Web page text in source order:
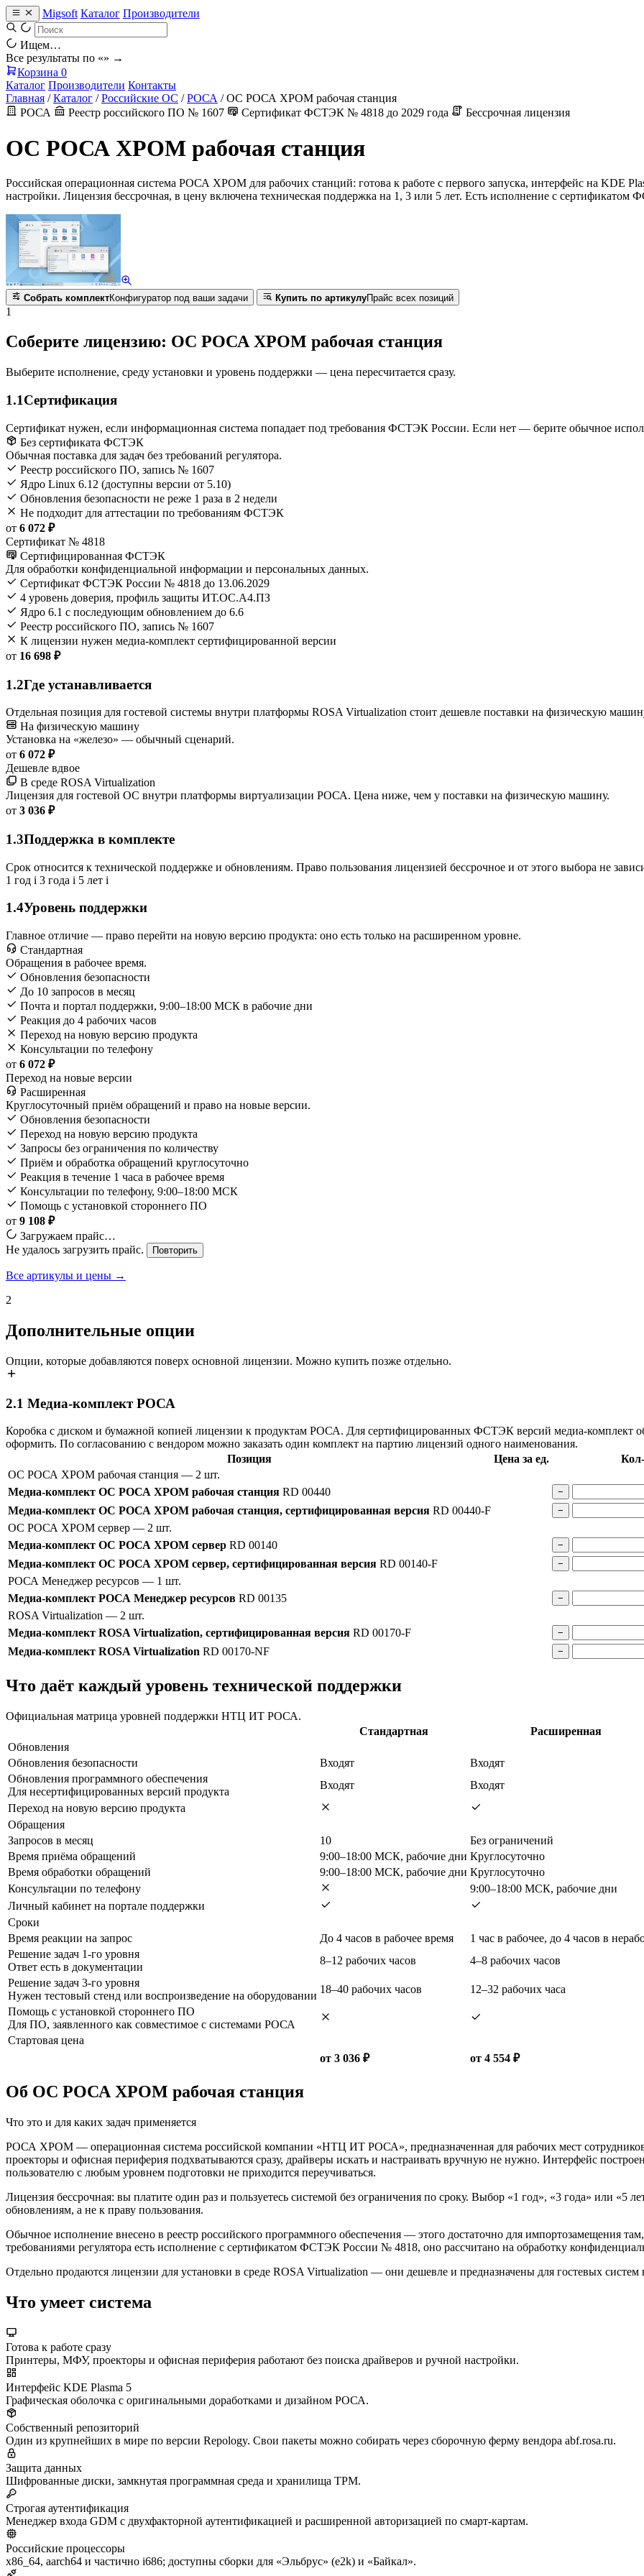
Migsoft Каталог Производители
Ищем…
Все результаты по «» →
Корзина 0
Каталог Производители Контакты
Главная / Каталог / Российские ОС / РОСА / ОС РОСА ХРОМ рабочая станция
РОСА
Реестр российского ПО № 1607 Сертификат ФСТЭК № 4818 до 2029 года Бессрочная лицензия
ОС РОСА ХРОМ рабочая станция
Российская операционная система РОСА ХРОМ для рабочих станций: готова к работе с первого запуска, интерфейс на KDE
настройки. Лицензия бессрочная, в цену включена техническая поддержка на 1, 3 или 5 лет. Есть исполнение с
Собрать комплектКонфигуратор под ваши задачи Купить по артикулуПрайс всех позиций
1
Соберите лицензию: ОС РОСА ХРОМ рабочая станция
Выберите исполнение, среду установки и уровень поддержки — цена пересчитается сразу.
1.1Сертификация
Сертификат нужен, если информационная система попадает под требования ФСТЭК России. Если нет — берите обычное
Без сертификата ФСТЭК
Обычная поставка для задач без требований регулятора.
Реестр российского ПО, запись № 1607
Ядро Linux 6.12 (доступны версии от 5.10)
Обновления безопасности не реже 1 раза в 2 недели
Не подходит для аттестации по требованиям ФСТЭК
от 6 072 ₽
Сертификат № 4818
Сертифицированная ФСТЭК
Для обработки конфиденциальной информации и персональных данных.
Сертификат ФСТЭК России № 4818 до 13.06.2029
4 уровень доверия, профиль защиты ИТ.ОС.А4.ПЗ
Ядро 6.1 с последующим обновлением до 6.6
Реестр российского ПО, запись № 1607
К лицензии нужен медиа-комплект сертифицированной версии
от 16 698 ₽
1.2Где устанавливается
Отдельная позиция для гостевой системы внутри платформы ROSA Virtualization стоит дешевле поставки на физическую
На физическую машину
Установка на «железо» — обычный сценарий.
от 6 072 ₽
Дешевле вдвое
В среде ROSA Virtualization
Лицензия для гостевой ОС внутри платформы виртуализации РОСА. Цена ниже, чем у поставки на физическую машину.
от 3 036 ₽
1.3Поддержка в комплекте
Срок относится к технической поддержке и обновлениям. Право пользования лицензией бессрочное и от этого выбора не
1 год i 3 года i 5 лет i
1.4Уровень поддержки
Главное отличие — право перейти на новую версию продукта: оно есть только на расширенном уровне.
Стандартная
Обращения в рабочее время.
Обновления безопасности
До 10 запросов в месяц
Почта и портал поддержки, 9:00–18:00 МСК в рабочие дни
Реакция до 4 рабочих часов
Переход на новую версию продукта
Консультации по телефону
от 6 072 ₽
Переход на новые версии
Расширенная
Круглосуточный приём обращений и право на новые версии.
Обновления безопасности
Переход на новую версию продукта
Запросы без ограничения по количеству
Приём и обработка обращений круглосуточно
Реакция в течение 1 часа в рабочее время
Консультации по телефону, 9:00–18:00 МСК
Помощь с установкой стороннего ПО
от 9 108 ₽
Загружаем прайс…
Не удалось загрузить прайс.
Повторить
Все артикулы и цены →
2
Дополнительные опции
Опции, которые добавляются поверх основной лицензии. Можно купить позже отдельно.
2.1 Медиа-комплект РОСА
Коробка с диском и бумажной копией лицензии к продуктам РОСА. Для сертифицированных ФСТЭК версий медиа-комплект
оформить. По согласованию с вендором можно заказать один комплект на партию лицензий одного наименования.
Позиция
Цена за ед.
ОС РОСА ХРОМ рабочая станция — 2 шт.
Медиа-комплект ОС РОСА ХРОМ рабочая станция RD 00440 −
Медиа-комплект ОС РОСА ХРОМ рабочая станция, сертифицированная версия RD 00440-F −
ОС РОСА ХРОМ сервер — 2 шт.
Медиа-комплект ОС РОСА ХРОМ сервер RD 00140 −
Медиа-комплект ОС РОСА ХРОМ сервер, сертифицированная версия RD 00140-F −
РОСА Менеджер ресурсов — 1 шт.
Медиа-комплект РОСА Менеджер ресурсов RD 00135 −
ROSA Virtualization — 2 шт.
Медиа-комплект ROSA Virtualization, сертифицированная версия RD 00170-F −
Медиа-комплект ROSA Virtualization RD 00170-NF −
Что даёт каждый уровень технической поддержки
Официальная матрица уровней поддержки НТЦ ИТ РОСА.
Стандартная
Расширенная
Обновления
Обновления безопасности
Входят
Входят
Обновления программного обеспечения
Для несертифицированных версий продукта
Входят
Входят
Переход на новую версию продукта
Обращения
Запросов в месяц
10
Без ограничений
Время приёма обращений
9:00–18:00 МСК, рабочие дни Круглосуточно
Время обработки обращений
9:00–18:00 МСК, рабочие дни Круглосуточно
Консультации по телефону
9:00–18:00 МСК, рабочие дни
Личный кабинет на портале поддержки
Сроки
Время реакции на запрос
До 4 часов в рабочее время
1 час в рабочее, до 4 часов в
Решение задач 1-го уровня
Ответ есть в документации
8–12 рабочих часов
4–8 рабочих часов
Решение задач 3-го уровня
Нужен тестовый стенд или воспроизведение на оборудовании
18–40 рабочих часов
12–32 рабочих часа
Помощь с установкой стороннего ПО
Для ПО, заявленного как совместимое с системами РОСА
Стартовая цена
от 3 036 ₽
от 4 554 ₽
Об ОС РОСА ХРОМ рабочая станция
Что это и для каких задач применяется
РОСА ХРОМ — операционная система российской компании «НТЦ ИТ РОСА», предназначенная для рабочих мест
проекторы и офисная периферия подхватываются сразу, драйверы искать и настраивать вручную не нужно. Интерфейс
пользователю с любым уровнем подготовки не приходится переучиваться.
Лицензия бессрочная: вы платите один раз и пользуетесь системой без ограничения по сроку. Выбор «1 год», «3 года» или «5
обновлениям, а не к праву пользования.
Обычное исполнение внесено в реестр российского программного обеспечения — этого достаточно для импортозамещения
требованиями регулятора есть исполнение с сертификатом ФСТЭК России № 4818, оно рассчитано на обработку
Отдельно продаются лицензии для установки в среде ROSA Virtualization — они дешевле и предназначены для гостевых
Что умеет система
Готова к работе сразу
Принтеры, МФУ, проекторы и офисная периферия работают без поиска драйверов и ручной настройки.
Интерфейс KDE Plasma 5
Графическая оболочка с оригинальными доработками и дизайном РОСА.
Собственный репозиторий
Один из крупнейших в мире по версии Repology. Свои пакеты можно собирать через сборочную ферму вендора abf.rosa.ru.
Защита данных
Шифрованные диски, замкнутая программная среда и хранилища TPM.
Строгая аутентификация
Менеджер входа GDM с двухфакторной аутентификацией и расширенной авторизацией по смарт-картам.
Российские процессоры
x86_64, aarch64 и частично i686; доступны сборки для «Эльбрус» (e2k) и «Байкал».